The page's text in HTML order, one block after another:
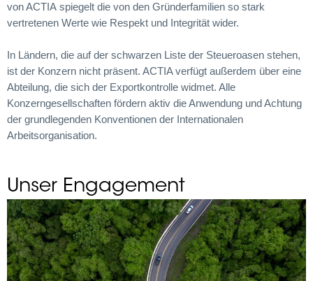
von ACTIA spiegelt die von den Gründerfamilien so stark
vertretenen Werte wie Respekt und Integrität wider.
In Ländern, die auf der schwarzen Liste der Steueroasen stehen,
ist der Konzern nicht präsent. ACTIA verfügt außerdem über eine
Abteilung, die sich der Exportkontrolle widmet. Alle
Konzerngesellschaften fördern aktiv die Anwendung und Achtung
der grundlegenden Konventionen der Internationalen
Arbeitsorganisation.
Unser Engagement